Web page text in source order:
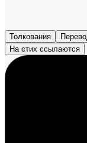
Толкования
На стих ссылаются